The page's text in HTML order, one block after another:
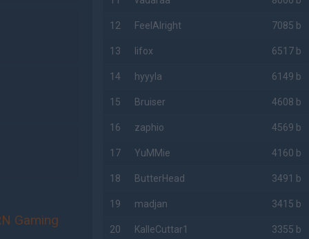
Gaming
12 FeelAlright 7085 b
13 lifox 6517 b
14 hyyyla 6149 b
15 Bruiser 4608 b
16 zaphio 4569 b
17 YuMMie 4160 b
18 ButterHead 3491 b
19 madjan 3415 b
20 KalleCuttar1 3355 b